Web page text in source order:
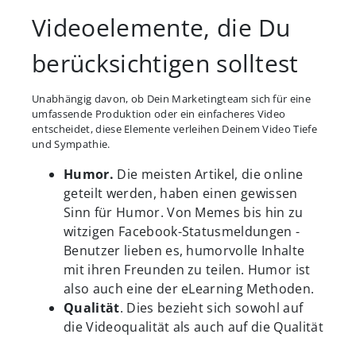
Videoelemente, die Du
berücksichtigen solltest
Unabhängig davon, ob Dein Marketingteam sich für eine
umfassende Produktion oder ein einfacheres Video
entscheidet, diese Elemente verleihen Deinem Video Tiefe
und Sympathie.
Humor. Die meisten Artikel, die online
geteilt werden, haben einen gewissen
Sinn für Humor. Von Memes bis hin zu
witzigen Facebook-Statusmeldungen -
Benutzer lieben es, humorvolle Inhalte
mit ihren Freunden zu teilen. Humor ist
also auch eine der eLearning Methoden.
Qualität. Dies bezieht sich sowohl auf
die Videoqualität als auch auf die Qualität